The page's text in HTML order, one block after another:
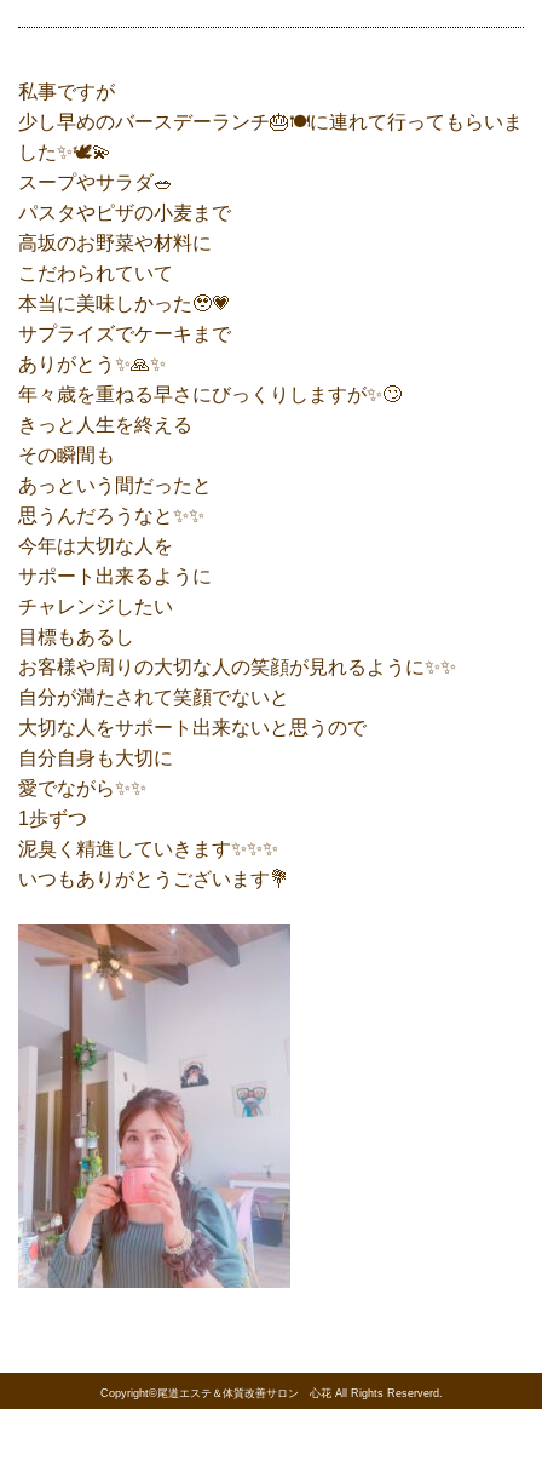
Copyright©尾道エステ＆体質改善サロン 心花 All Rights Reserverd.
私事ですが
少し早めのバースデーランチ🎂🍽に連れて行ってもらいま
した✨🕊💫
スープやサラダ🥗
パスタやピザの小麦まで
高坂のお野菜や材料に
こだわられていて
本当に美味しかった🥹💗
サプライズでケーキまで
ありがとう✨🙏✨
年々歳を重ねる早さにびっくりしますが✨🙄
きっと人生を終える
その瞬間も
あっという間だったと
思うんだろうなと✨✨
今年は大切な人を
サポート出来るように
チャレンジしたい
目標もあるし
お客様や周りの大切な人の笑顔が見れるように✨✨
自分が満たされて笑顔でないと
大切な人をサポート出来ないと思うので
自分自身も大切に
愛でながら✨✨
1歩ずつ
泥臭く精進していきます✨✨✨
いつもありがとうございます💐
« 前の記事へ 一覧にもどる 次の記事へ »